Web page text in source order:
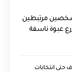
شخصين مرتبطين
عبوة ناسفة
حتى انتخابات